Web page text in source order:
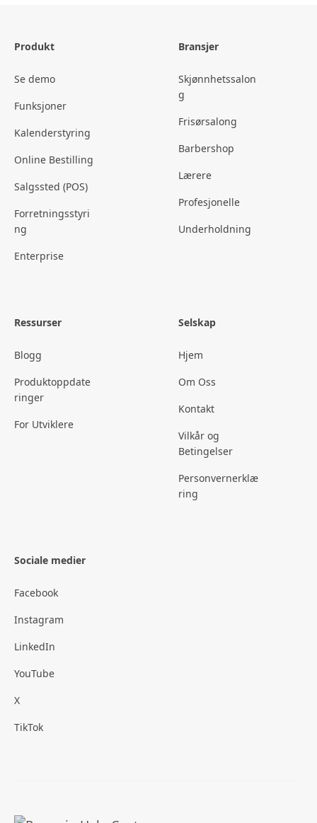
Produkt
Se demo
Funksjoner
Kalenderstyring
Online Bestilling
Salgssted (POS)
Forretningsstyri
ng
Enterprise
Bransjer
Skjønnhetssalon
g
Frisørsalong
Barbershop
Lærere
Profesjonelle
Underholdning
Ressurser
Blogg
Produktoppdate
ringer
For Utviklere
Selskap
Hjem
Om Oss
Kontakt
Vilkår og
Betingelser
Personvernerklæ
ring
Sociale medier
Facebook
Instagram
LinkedIn
YouTube
X
TikTok